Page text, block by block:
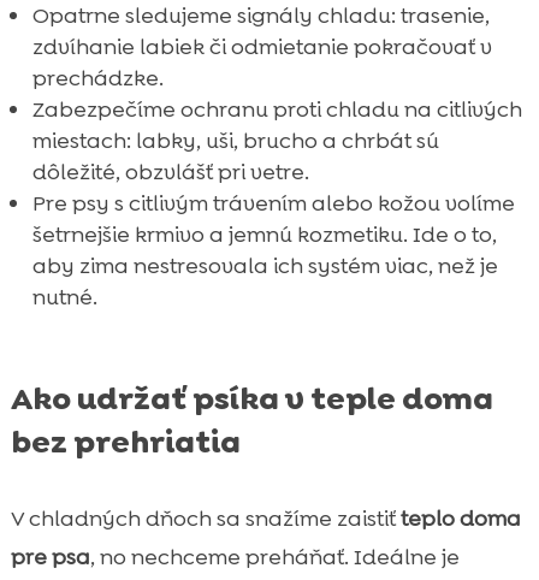
Opatrne sledujeme signály chladu: trasenie,
zdvíhanie labiek či odmietanie pokračovať v
prechádzke.
Zabezpečíme ochranu proti chladu na citlivých
miestach: labky, uši, brucho a chrbát sú
dôležité, obzvlášť pri vetre.
Pre psy s citlivým trávením alebo kožou volíme
šetrnejšie krmivo a jemnú kozmetiku. Ide o to,
aby zima nestresovala ich systém viac, než je
nutné.
Ako udržať psíka v teple doma
bez prehriatia
V chladných dňoch sa snažíme zaistiťteplo doma
pre psa, no nechceme preháňať. Ideálne je